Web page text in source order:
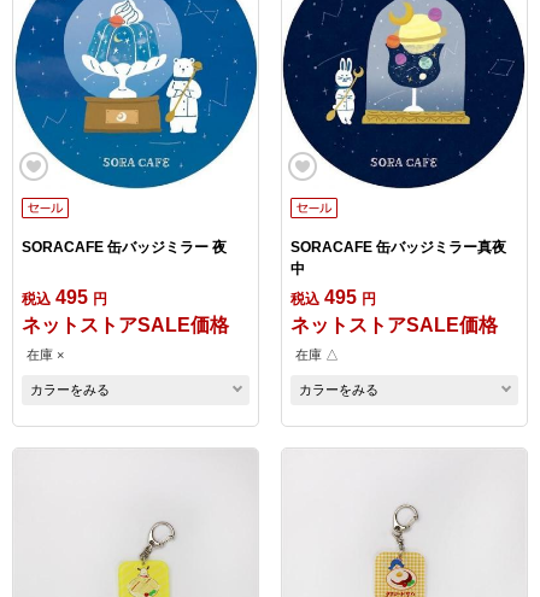
SORACAFE 缶バッジミラー 夜
税込 495 円
ネットストアSALE価格
在庫 ×
カラーをみる
SORACAFE 缶バッジミラー真夜
中
税込 495 円
ネットストアSALE価格
在庫 △
カラーをみる